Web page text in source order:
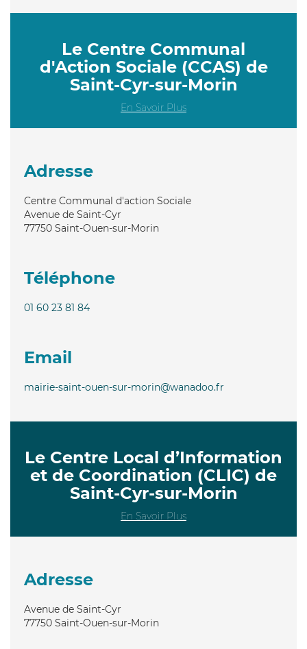
Le Centre Communal
d'Action Sociale (CCAS) de
Saint-Cyr-sur-Morin
En Savoir Plus
Adresse
Centre Communal d'action Sociale
Avenue de Saint-Cyr
77750 Saint-Ouen-sur-Morin
Téléphone
01 60 23 81 84
Email
mairie-saint-ouen-sur-morin@wanadoo.fr
Le Centre Local d’Information
et de Coordination (CLIC) de
Saint-Cyr-sur-Morin
En Savoir Plus
Adresse
Avenue de Saint-Cyr
77750 Saint-Ouen-sur-Morin